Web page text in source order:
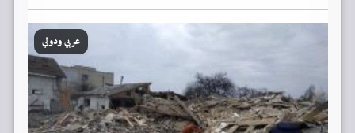
عربي ودولي